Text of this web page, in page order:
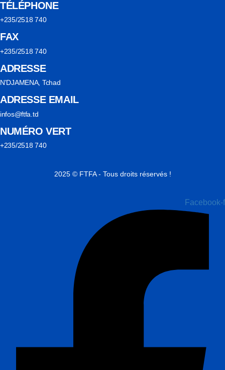
TÉLÉPHONE
+235/2518 740
FAX
+235/2518 740
ADRESSE
N'DJAMENA, Tchad
ADRESSE EMAIL
infos@ftfa.td
NUMÉRO VERT
+235/2518 740
2025 © FTFA - Tous droits réservés !
Facebook-f